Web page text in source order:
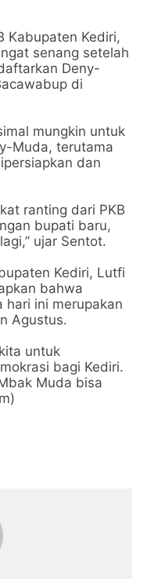
Kabupaten Kediri,
senang setelah
Deny-
di
mungkin untuk
Muda, terutama
dan
ranting dari PKB
bupati baru,
ujar Sentot.
Kediri, Lutfi
bahwa
ini merupakan
Agustus.
untuk
bagi Kediri.
Muda bisa